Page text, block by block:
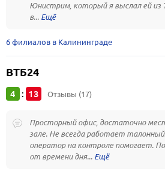
Юнистрим, который я выслал ей из
в...
6 филиалов в Калининграде
ВТБ24
4 : 13 Отзывы (17)
Просторный офис, достаточно
зале. Не всегда работает
оператор на контроле помогает.
от времени дня...